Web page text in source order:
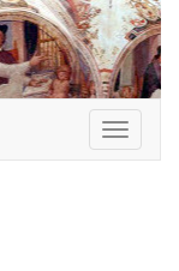
Toggle